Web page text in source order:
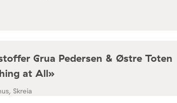
Grua Pedersen & Østre Toten
at All»
Skreia